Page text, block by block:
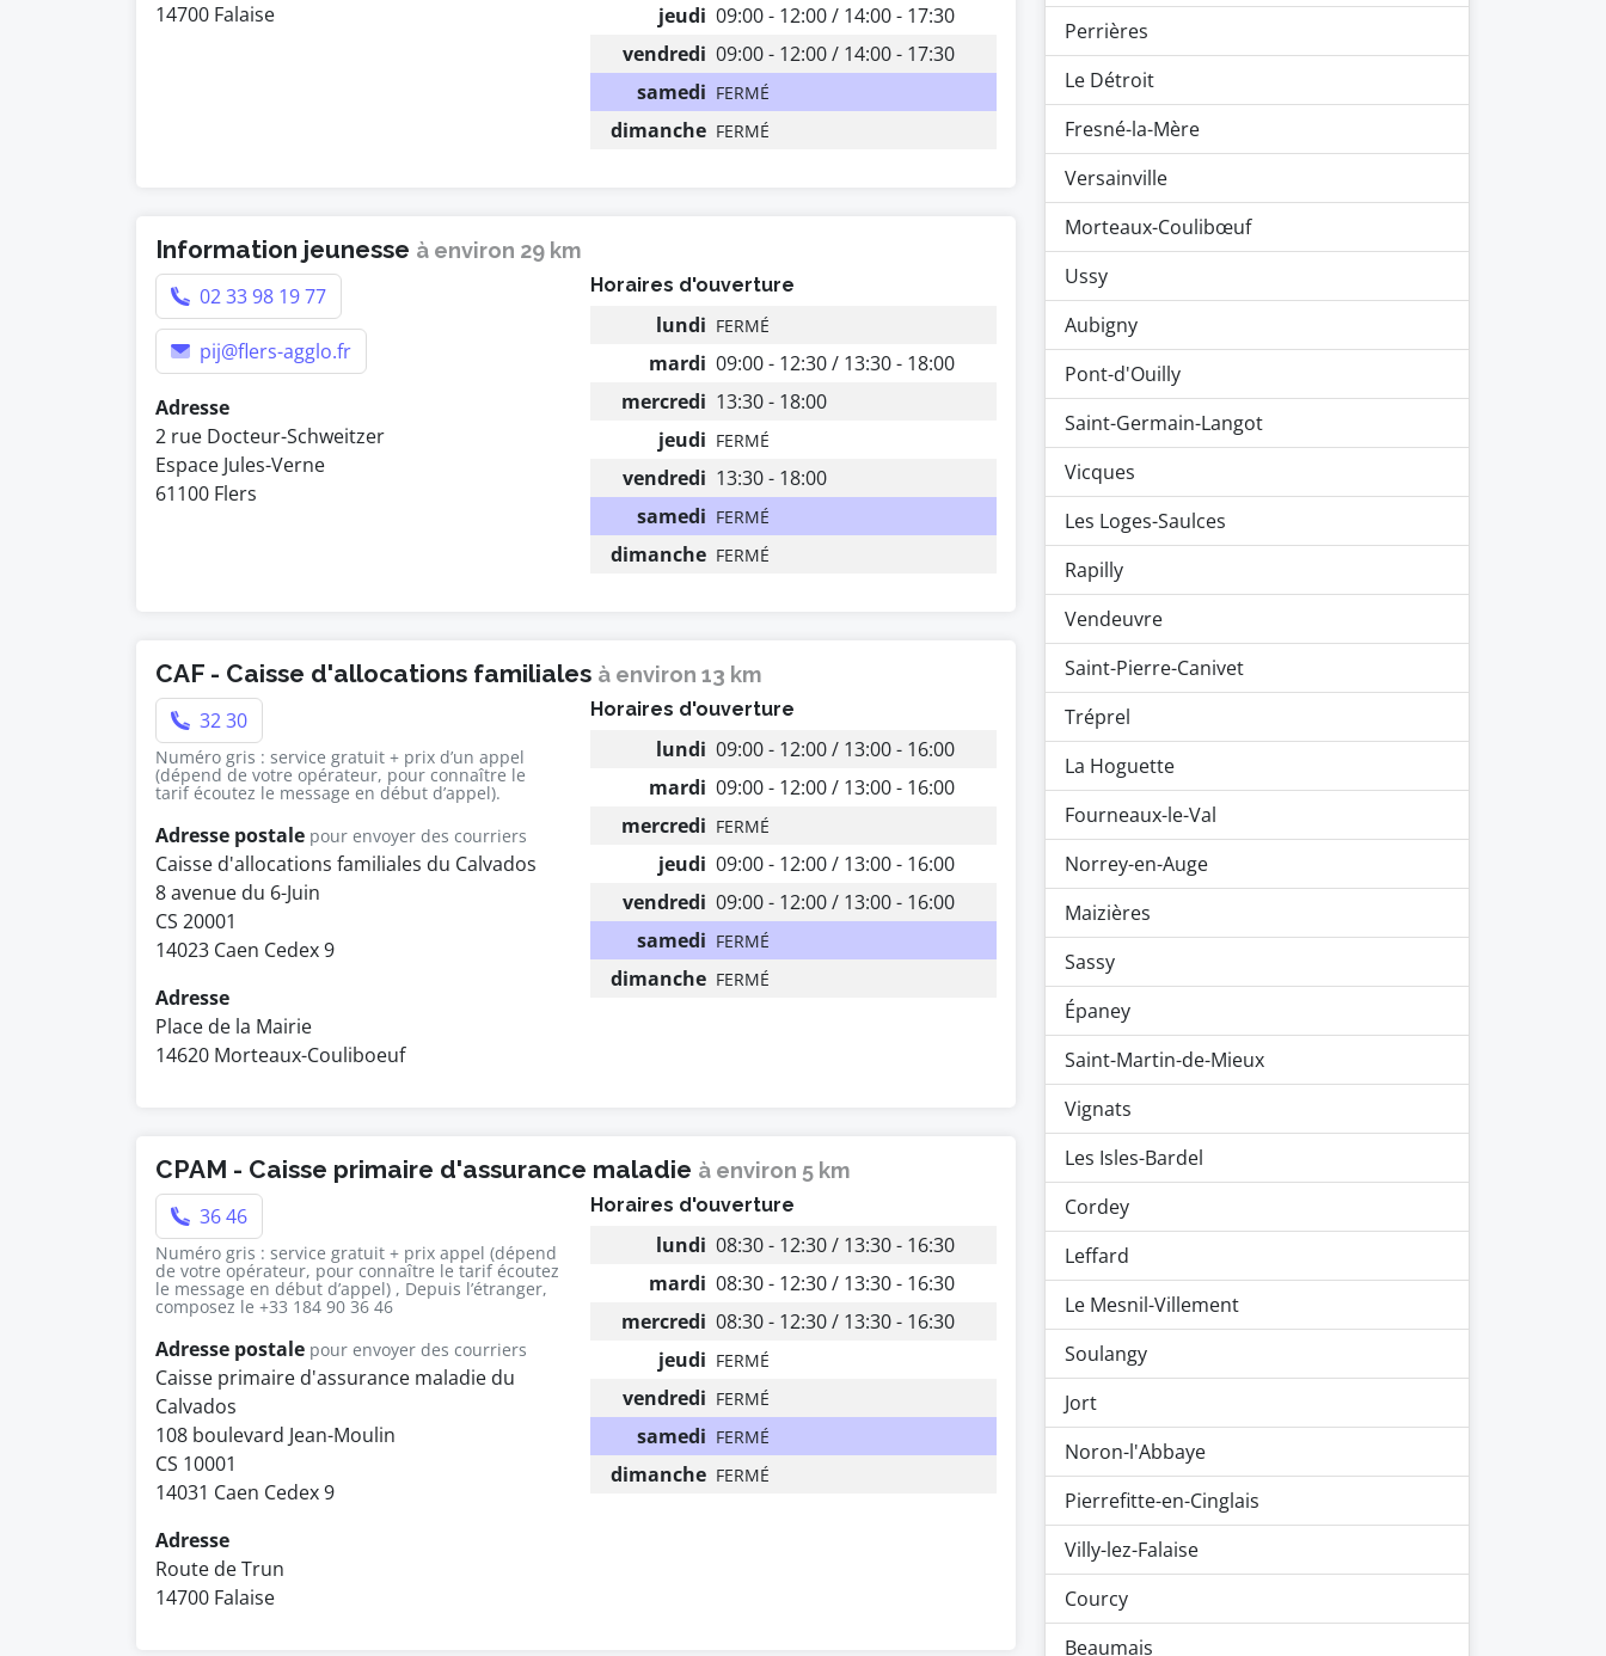
14700 Falaise
jeudi 09:00 - 12:00 / 14:00 - 17:30
vendredi 09:00 - 12:00 / 14:00 - 17:30
samedi FERMÉ
dimanche FERMÉ
Information jeunesse à environ 29 km
02 33 98 19 77
pij@flers-agglo.fr
Adresse
2 rue Docteur-Schweitzer
Espace Jules-Verne
61100 Flers
Horaires d'ouverture
lundi FERMÉ
mardi 09:00 - 12:30 / 13:30 - 18:00
mercredi 13:30 - 18:00
jeudi FERMÉ
vendredi 13:30 - 18:00
samedi FERMÉ
dimanche FERMÉ
CAF - Caisse d'allocations familiales à environ 13 km
32 30
Numéro gris : service gratuit + prix d’un appel
(dépend de votre opérateur, pour connaître le
tarif écoutez le message en début d’appel).
Adresse postale pour envoyer des courriers
Caisse d'allocations familiales du Calvados
8 avenue du 6-Juin
CS 20001
14023 Caen Cedex 9
Adresse
Place de la Mairie
14620 Morteaux-Couliboeuf
Horaires d'ouverture
lundi 09:00 - 12:00 / 13:00 - 16:00
mardi 09:00 - 12:00 / 13:00 - 16:00
mercredi FERMÉ
jeudi 09:00 - 12:00 / 13:00 - 16:00
vendredi 09:00 - 12:00 / 13:00 - 16:00
samedi FERMÉ
dimanche FERMÉ
CPAM - Caisse primaire d'assurance maladie à environ 5 km
36 46
Numéro gris : service gratuit + prix appel (dépend
de votre opérateur, pour connaître le tarif écoutez
le message en début d’appel) , Depuis l’étranger,
composez le +33 184 90 36 46
Adresse postale pour envoyer des courriers
Caisse primaire d'assurance maladie du
Calvados
108 boulevard Jean-Moulin
CS 10001
14031 Caen Cedex 9
Adresse
Route de Trun
14700 Falaise
Horaires d'ouverture
lundi 08:30 - 12:30 / 13:30 - 16:30
mardi 08:30 - 12:30 / 13:30 - 16:30
mercredi 08:30 - 12:30 / 13:30 - 16:30
jeudi FERMÉ
vendredi FERMÉ
samedi FERMÉ
dimanche FERMÉ
Perrières
Le Détroit
Fresné-la-Mère
Versainville
Morteaux-Coulibœuf
Ussy
Aubigny
Pont-d'Ouilly
Saint-Germain-Langot
Vicques
Les Loges-Saulces
Rapilly
Vendeuvre
Saint-Pierre-Canivet
Tréprel
La Hoguette
Fourneaux-le-Val
Norrey-en-Auge
Maizières
Sassy
Épaney
Saint-Martin-de-Mieux
Vignats
Les Isles-Bardel
Cordey
Leffard
Le Mesnil-Villement
Soulangy
Jort
Noron-l'Abbaye
Pierrefitte-en-Cinglais
Villy-lez-Falaise
Courcy
Beaumais